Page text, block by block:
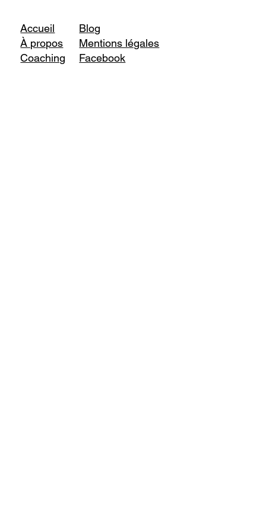
Accueil
À propos
Coaching
Blog
Mentions légales
Facebook